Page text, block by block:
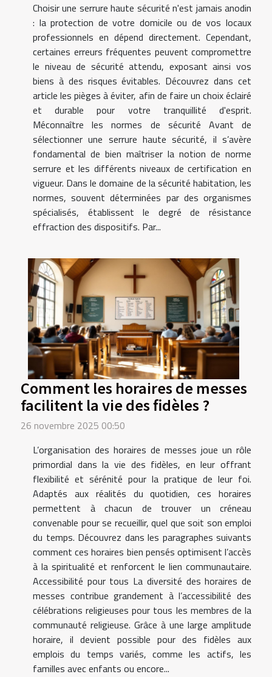
Choisir une serrure haute sécurité n'est jamais anodin
: la protection de votre domicile ou de vos locaux
professionnels en dépend directement. Cependant,
certaines erreurs fréquentes peuvent compromettre
le niveau de sécurité attendu, exposant ainsi vos
biens à des risques évitables. Découvrez dans cet
article les pièges à éviter, afin de faire un choix éclairé
et durable pour votre tranquillité d'esprit.
Méconnaître les normes de sécurité Avant de
sélectionner une serrure haute sécurité, il s’avère
fondamental de bien maîtriser la notion de norme
serrure et les différents niveaux de certification en
vigueur. Dans le domaine de la sécurité habitation, les
normes, souvent déterminées par des organismes
spécialisés, établissent le degré de résistance
effraction des dispositifs. Par...
Comment les horaires de messes
facilitent la vie des fidèles ?
26 novembre 2025 00:50
L’organisation des horaires de messes joue un rôle
primordial dans la vie des fidèles, en leur offrant
flexibilité et sérénité pour la pratique de leur foi.
Adaptés aux réalités du quotidien, ces horaires
permettent à chacun de trouver un créneau
convenable pour se recueillir, quel que soit son emploi
du temps. Découvrez dans les paragraphes suivants
comment ces horaires bien pensés optimisent l’accès
à la spiritualité et renforcent le lien communautaire.
Accessibilité pour tous La diversité des horaires de
messes contribue grandement à l’accessibilité des
célébrations religieuses pour tous les membres de la
communauté religieuse. Grâce à une large amplitude
horaire, il devient possible pour des fidèles aux
emplois du temps variés, comme les actifs, les
familles avec enfants ou encore...